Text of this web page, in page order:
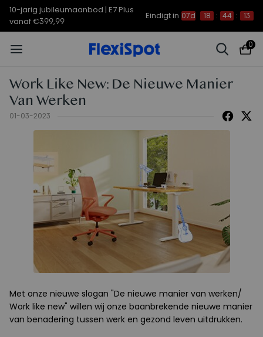
10-jarig jubileumaanbod | E7 Plus
vanaf €399,99
Eindigt in 07d 18 : 44 : 13
0
Work Like New: De Nieuwe Manier
Van Werken
01-03-2023
Met onze nieuwe slogan "De nieuwe manier van werken/
Work like new" willen wij onze baanbrekende nieuwe manier
van benadering tussen werk en gezond leven uitdrukken.